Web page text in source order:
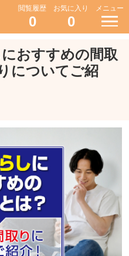
閲覧履歴
0
お気に入り
0
メニュー
おすすめの間取
についてご紹